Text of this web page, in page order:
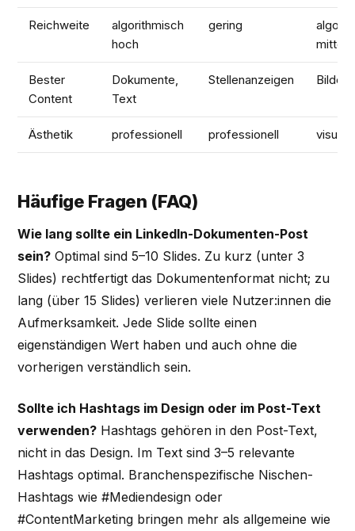
Reichweite
algorithmisch
hoch
gering
mittel
Bester
Content
Dokumente,
Text
Stellenanzeigen Bilder,
Ästhetik professionell professionell visuell
Häufige Fragen (FAQ)
Wie lang sollte ein LinkedIn-Dokumenten-Post
sein? Optimal sind 5–10 Slides. Zu kurz (unter 3
Slides) rechtfertigt das Dokumentenformat nicht; zu
lang (über 15 Slides) verlieren viele Nutzer:innen die
Aufmerksamkeit. Jede Slide sollte einen
eigenständigen Wert haben und auch ohne die
vorherigen verständlich sein.
Sollte ich Hashtags im Design oder im Post-Text
verwenden? Hashtags gehören in den Post-Text,
nicht in das Design. Im Text sind 3–5 relevante
Hashtags optimal. Branchenspezifische Nischen-
Hashtags wie #Mediendesign oder
#ContentMarketing bringen mehr als allgemeine wie